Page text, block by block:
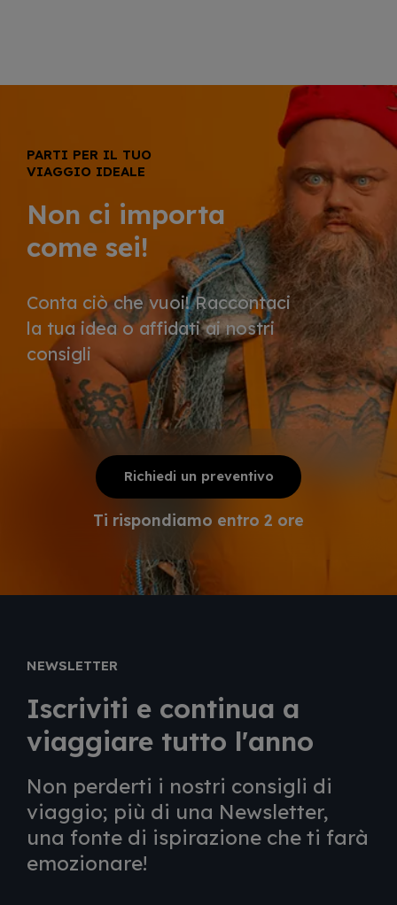
PARTI PER IL TUO
VIAGGIO IDEALE
Non ci importa
come sei!
Conta ciò che vuoi! Raccontaci
la tua idea o affidati ai nostri
consigli
Richiedi un preventivo
Ti rispondiamo entro 2 ore
NEWSLETTER
Iscriviti e continua a
viaggiare tutto l'anno
Non perderti i nostri consigli di
viaggio; più di una Newsletter,
una fonte di ispirazione che ti farà
emozionare!